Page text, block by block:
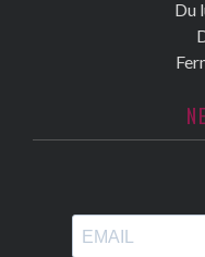
Du